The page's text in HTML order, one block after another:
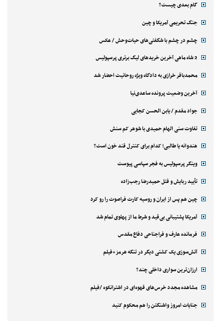
گام بعدی چیست؟
جنگ تحریمی آمریکا و چین
چشم در چشم با شگفتی‌های حیات‌وحش / عکس
2 شاه ماهی آخرین خریدهای لیگ برتری پرسپولیس
محمدباقر خرازی به دادگاه ویژه روحانیت احضار شد
آخرین وضعیت پرونده ساعدی‌نیا
جواد مقدم / یابن الحسن کجایی
تفاوت سنی الهام حمیدی با شوهر کم سنش
هندوانه یا طالبی؛ کدام‌ برای کنترل قند خون است؟
وینگر پرسپولیس به فجر سپاسی پیوست
تأیید ربایش و قتل حمیدرضا رجب‌زاده
چین هم پس از ایران و روسیه کارت فراصوت را رو کرد
آمریکا پشتیبانی بی‌قید و شرط ما از پهلوی تمام شد
فرمانده عارف و فراجناحی دفاع مقدس
آتش‌سوزی یک کشتی دیگر در تنگه هرمز+فیلم
ارزان‌ترین سواری داخلی چند؟
مشاهده مجدد خرس‌های قهوه‌ای در اشترانکوه /فیلم
جنایات امروز واشنگتن را هم محکوم کنید